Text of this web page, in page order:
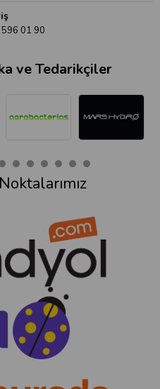
596 01 90
ve Tedarikçiler